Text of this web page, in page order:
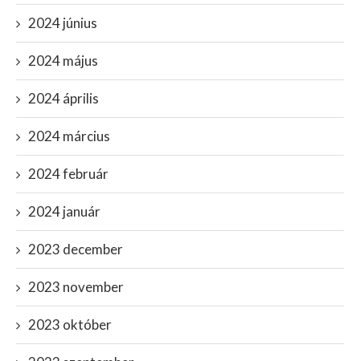
2024 június
2024 május
2024 április
2024 március
2024 február
2024 január
2023 december
2023 november
2023 október